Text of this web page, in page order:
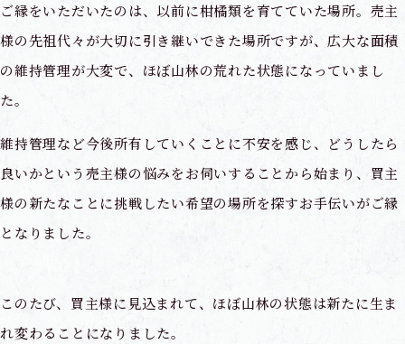
ご縁をいただいたのは、以前に柑橘類を育てていた場所。売主
様の先祖代々が大切に引き継いできた場所ですが、広大な面積
の維持管理が大変で、ほぼ山林の荒れた状態になっていまし
た。
維持管理など今後所有していくことに不安を感じ、どうしたら
良いかという売主様の悩みをお伺いすることから始まり、買主
様の新たなことに挑戦したい希望の場所を探すお手伝いがご縁
となりました。
このたび、買主様に見込まれて、ほぼ山林の状態は新たに生ま
れ変わることになりました。